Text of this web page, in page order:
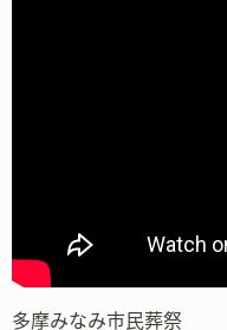
多摩みなみ市民葬祭